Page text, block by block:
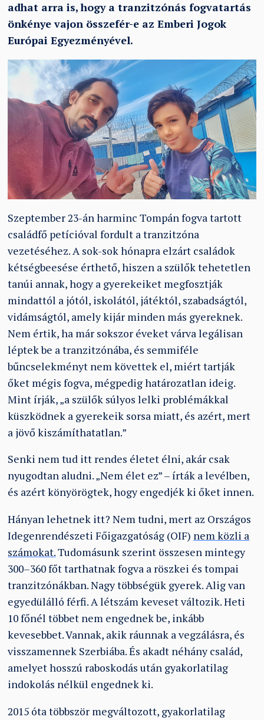
adhat arra is, hogy a tranzitzónás fogvatartás
önkénye vajon összefér-e az Emberi Jogok
Európai Egyezményével.
Szeptember 23-án harminc Tompán fogva tartott
családfő petícióval fordult a tranzitzóna
vezetéséhez. A sok-sok hónapra elzárt családok
kétségbeesése érthető, hiszen a szülők tehetetlen
tanúi annak, hogy a gyerekeiket megfosztják
mindattól a jótól, iskolától, játéktól, szabadságtól,
vidámságtól, amely kijár minden más gyereknek.
Nem értik, ha már sokszor éveket várva legálisan
léptek be a tranzitzónába, és semmiféle
bűncselekményt nem követtek el, miért tartják
őket mégis fogva, mégpedig határozatlan ideig.
Mint írják, „a szülők súlyos lelki problémákkal
küszködnek a gyerekeik sorsa miatt, és azért, mert
a jövő kiszámíthatatlan.”
Senki nem tud itt rendes életet élni, akár csak
nyugodtan aludni. „Nem élet ez” – írták a levélben,
és azért könyörögtek, hogy engedjék ki őket innen.
Hányan lehetnek itt? Nem tudni, mert az Országos
Idegenrendészeti Főigazgatóság (OIF) nem közli a
számokat.Tudomásunk szerint összesen mintegy
300–360 főt tarthatnak fogva a röszkei és tompai
tranzitzónákban. Nagy többségük gyerek. Alig van
egyedülálló férfi. A létszám keveset változik. Heti
10 főnél többet nem engednek be, inkább
kevesebbet. Vannak, akik ráunnak a vegzálásra, és
visszamennek Szerbiába. És akadt néhány család,
amelyet hosszú raboskodás után gyakorlatilag
indokolás nélkül engednek ki.
2015 óta többször megváltozott, gyakorlatilag